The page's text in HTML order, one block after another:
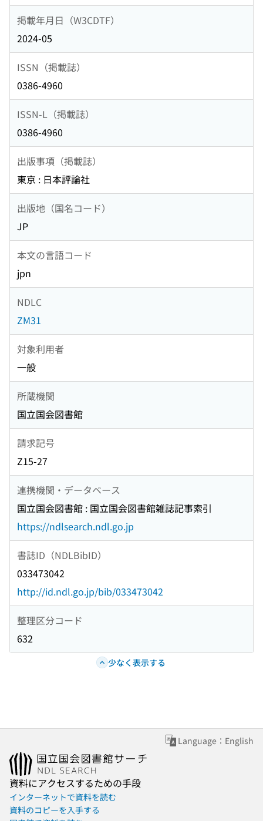
掲載年月日（W3CDTF）
2024-05
ISSN（掲載誌）
0386-4960
ISSN-L（掲載誌）
0386-4960
出版事項（掲載誌）
東京 : 日本評論社
出版地（国名コード）
JP
本文の言語コード
jpn
NDLC
ZM31
対象利用者
一般
所蔵機関
国立国会図書館
請求記号
Z15-27
連携機関・データベース
国立国会図書館 : 国立国会図書館雑誌記事索引
https://ndlsearch.ndl.go.jp
書誌ID（NDLBibID）
033473042
http://id.ndl.go.jp/bib/033473042
整理区分コード
632
少なく表示する
Language：English
資料にアクセスするための手段
インターネットで資料を読む
資料のコピーを入手する